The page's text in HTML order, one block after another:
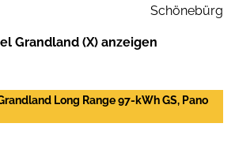
Schönebürg
Grandland (X) anzeigen
Long Range 97-kWh GS, Pano